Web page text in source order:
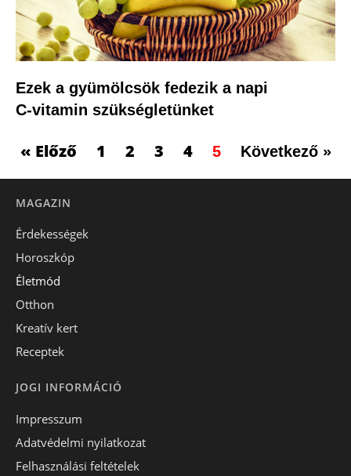
Ezek a gyümölcsök fedezik a napi
C‑vitamin szükségletünket
« Előző 1 2 3 4 5 Következő »
MAGAZIN
Érdekességek
Horoszkóp
Életmód
Otthon
Kreatív kert
Receptek
JOGI INFORMÁCIÓ
Impresszum
Adatvédelmi nyilatkozat
Felhasználási feltételek